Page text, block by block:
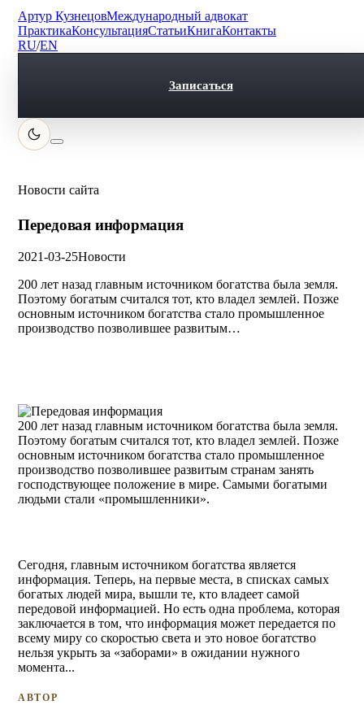
Артур КузнецовМеждународный адвокат
ПрактикаКонсультацияСтатьиКнигаКонтакты
RU/EN
Записаться
Новости сайта
Передовая информация
2021-03-25Новости
200 лет назад главным источником богатства была земля.
Поэтому богатым считался тот, кто владел землей. Позже
основным источником богатства стало промышленное
производство позволившее развитым…
200 лет назад главным источником богатства была земля.
Поэтому богатым считался тот, кто владел землей. Позже
основным источником богатства стало промышленное
производство позволившее развитым странам занять
господствующее положение в мире. Самыми богатыми
людьми стали «промышленники».
Сегодня, главным источником богатства является
информация. Теперь, на первые места, в списках самых
богатых людей мира, вышли те, кто владеет самой
передовой информацией. Но есть одна проблема, которая
заключается в том, что информация может передается по
всему миру со скоростью света и это новое богатство
нельзя укрыть за «заборами» в ожидании нужного
момента...
АВТОР